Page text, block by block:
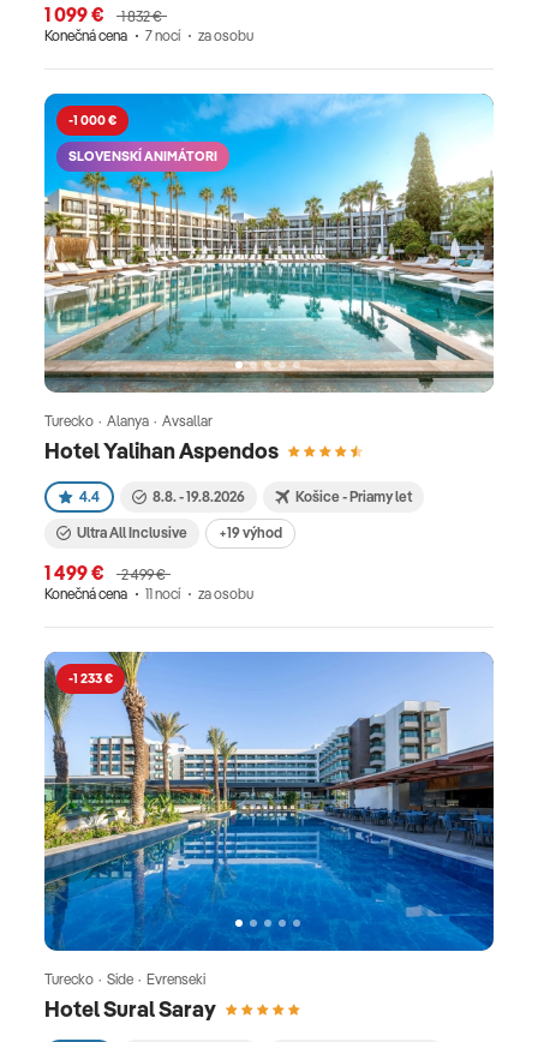
1 099 €
1 832 €
Konečná cena
7 nocí za osobu
-1 000 €
SLOVENSKÍ ANIMÁTORI
Hotel Yalihan Aspendos
Turecko · Alanya · Avsallar
4.4 8.8. - 19.8.2026 Košice - Priamy let
Ultra All Inclusive +19 výhod
1 499 €
2 499 €
Konečná cena
11 nocí za osobu
-1 233 €
Hotel Sural Saray
Turecko · Side · Evrenseki